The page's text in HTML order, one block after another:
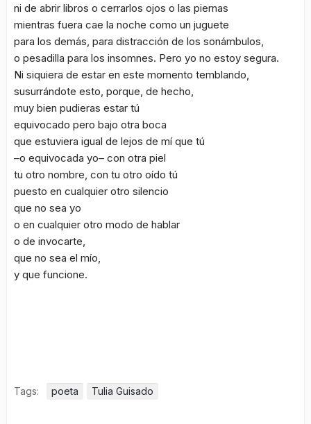
ni de abrir libros o cerrarlos ojos o las piernas
mientras fuera cae la noche como un juguete
para los demás, para distracción de los sonámbulos,
o pesadilla para los insomnes. Pero yo no estoy segura.
Ni siquiera de estar en este momento temblando,
susurrándote esto, porque, de hecho,
muy bien pudieras estar tú
equivocado pero bajo otra boca
que estuviera igual de lejos de mí que tú
–o equivocada yo– con otra piel
tu otro nombre, con tu otro oído tú
puesto en cualquier otro silencio
que no sea yo
o en cualquier otro modo de hablar
o de invocarte,
que no sea el mío,
y que funcione.
Tags: poeta Tulia Guisado